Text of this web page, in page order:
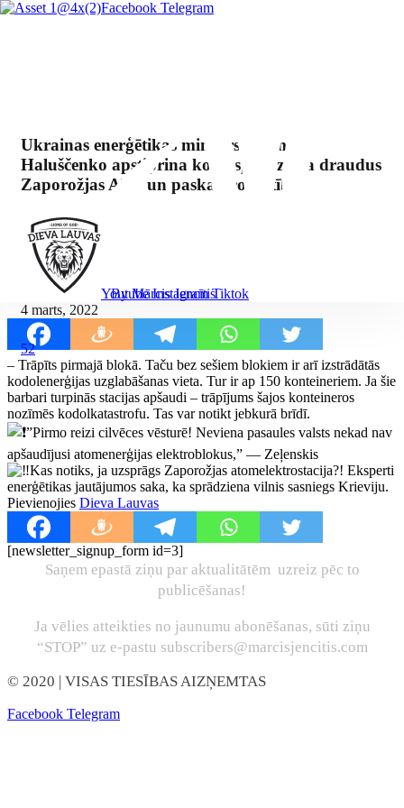
Facebook Telegram
Youtube Instagram Tiktok
Ukrainas enerģētikas ministrs Hermans
Haluščenko apstiprina kodolsprādziena draudus
Zaporožjas AES un paskaidro būtību.
By Mārcis Jencītis
4 marts, 2022
52
– Trāpīts pirmajā blokā. Taču bez sešiem blokiem ir arī izstrādātās
kodolenerģijas uzglabāšanas vieta. Tur ir ap 150 konteineriem. Ja šie
barbari turpinās stacijas apšaudi – trāpījums šajos konteineros
nozīmēs kodolkatastrofu. Tas var notikt jebkurā brīdī.
”Pirmo reizi cilvēces vēsturē! Neviena pasaules valsts nekad nav
apšaudījusi atomenerģijas elektroblokus,” — Zeļenskis
Kas notiks, ja uzsprāgs Zaporožjas atomelektrostacija?! Eksperti
enerģētikas jautājumos saka, ka sprādziena vilnis sasniegs Krieviju.
Pievienojies Dieva Lauvas
[newsletter_signup_form id=3]
Saņem epastā ziņu par aktualitātēm uzreiz pēc to
publicēšanas!
Ja vēlies atteikties no jaunumu abonēšanas, sūti ziņu
“STOP” uz e-pastu subscribers@marcisjencitis.com
© 2020 | VISAS TIESĪBAS AIZŅEMTAS
Facebook Telegram